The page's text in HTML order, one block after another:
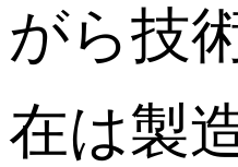
がら技
在は製